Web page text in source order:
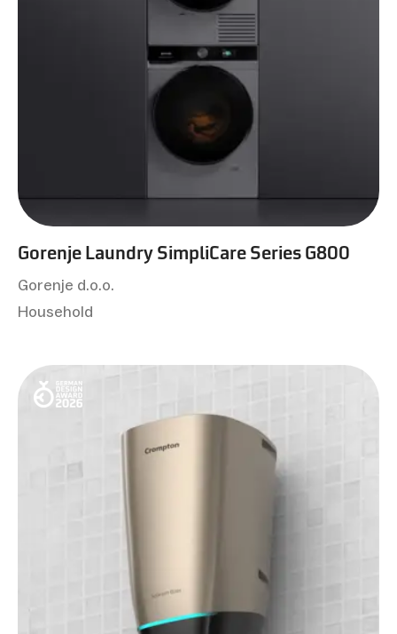
Gorenje Laundry SimpliCare Series G800
Gorenje d.o.o.
Household